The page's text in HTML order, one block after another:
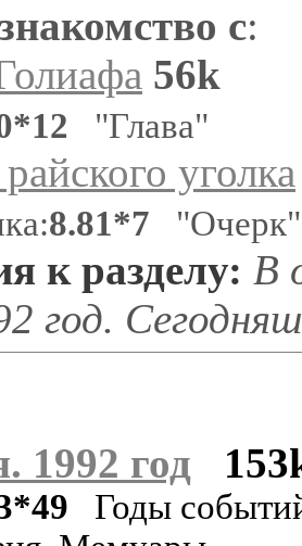
с:
56k
"Глава"
уголка
8.81*7 "Очерк"
к разделу: В
год.
1992 год
Годы